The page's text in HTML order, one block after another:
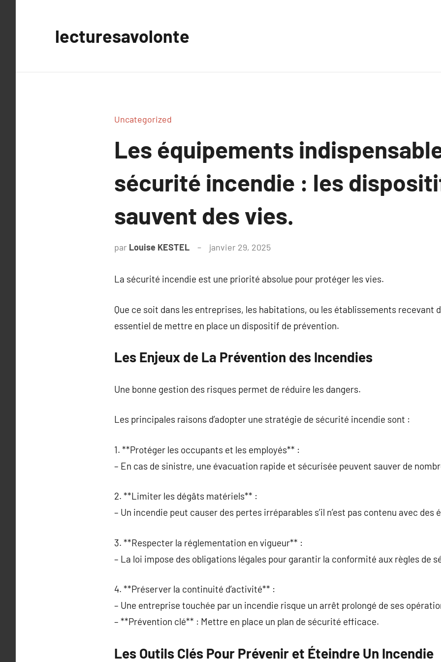
lecturesavolonte
Uncategorized
Les équipements
sécurité incendie : les
sauvent des vies.
par Louise KESTEL janvier 29, 2025
La sécurité incendie est une priorité absolue pour protéger les vies.
Que ce soit dans les entreprises, les habitations, ou les établissements recevant
essentiel de mettre en place un dispositif de prévention.
Les Enjeux de La Prévention des Incendies
Une bonne gestion des risques permet de réduire les dangers.
Les principales raisons d’adopter une stratégie de sécurité incendie sont :
1. **Protéger les occupants et les employés** :
– En cas de sinistre, une évacuation rapide et sécurisée peuvent sauver de
2. **Limiter les dégâts matériels** :
– Un incendie peut causer des pertes irréparables s’il n’est pas contenu avec des
3. **Respecter la réglementation en vigueur** :
– La loi impose des obligations légales pour garantir la conformité aux règles de
4. **Préserver la continuité d’activité** :
– Une entreprise touchée par un incendie risque un arrêt prolongé de ses
– **Prévention clé** : Mettre en place un plan de sécurité efficace.
Les Outils Clés Pour Prévenir et Éteindre Un Incendie